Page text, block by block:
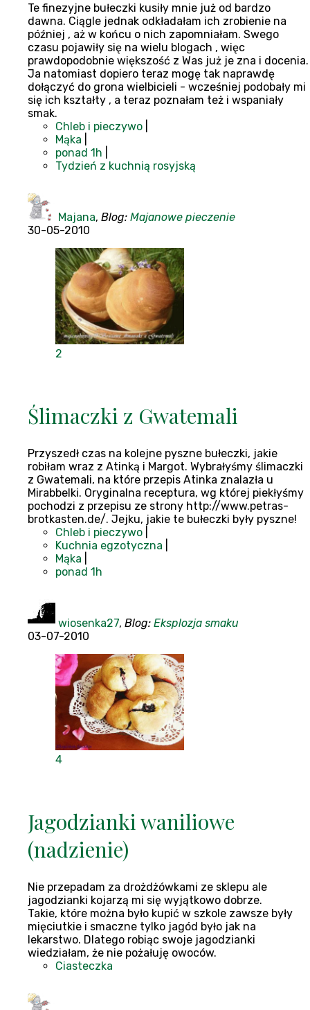
Te finezyjne bułeczki kusiły mnie już od bardzo
dawna. Ciągle jednak odkładałam ich zrobienie na
później , aż w końcu o nich zapomniałam. Swego
czasu pojawiły się na wielu blogach , więc
prawdopodobnie większość z Was już je zna i docenia.
Ja natomiast dopiero teraz mogę tak naprawdę
dołączyć do grona wielbicieli - wcześniej podobały mi
się ich kształty , a teraz poznałam też i wspaniały
smak.
Chleb i pieczywo
Mąka
ponad 1h
Tydzień z kuchnią rosyjską
Majana, Blog: Majanowe pieczenie
30-05-2010
2
Ślimaczki z Gwatemali
Przyszedł czas na kolejne pyszne bułeczki, jakie
robiłam wraz z Atinką i Margot. Wybrałyśmy ślimaczki
z Gwatemali, na które przepis Atinka znalazła u
Mirabbelki. Oryginalna receptura, wg której piekłyśmy
pochodzi z przepisu ze strony http://www.petras-
brotkasten.de/. Jejku, jakie te bułeczki były pyszne!
Chleb i pieczywo
Kuchnia egzotyczna
Mąka
ponad 1h
wiosenka27, Blog: Eksplozja smaku
03-07-2010
4
Jagodzianki waniliowe
(nadzienie)
Nie przepadam za drożdżówkami ze sklepu ale
jagodzianki kojarzą mi się wyjątkowo dobrze.
Takie, które można było kupić w szkole zawsze były
mięciutkie i smaczne tylko jagód było jak na
lekarstwo. Dlatego robiąc swoje jagodzianki
wiedziałam, że nie pożałuję owoców.
Ciasteczka